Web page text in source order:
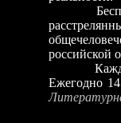
российской
Каждая
Ежегодно
В 2005г.